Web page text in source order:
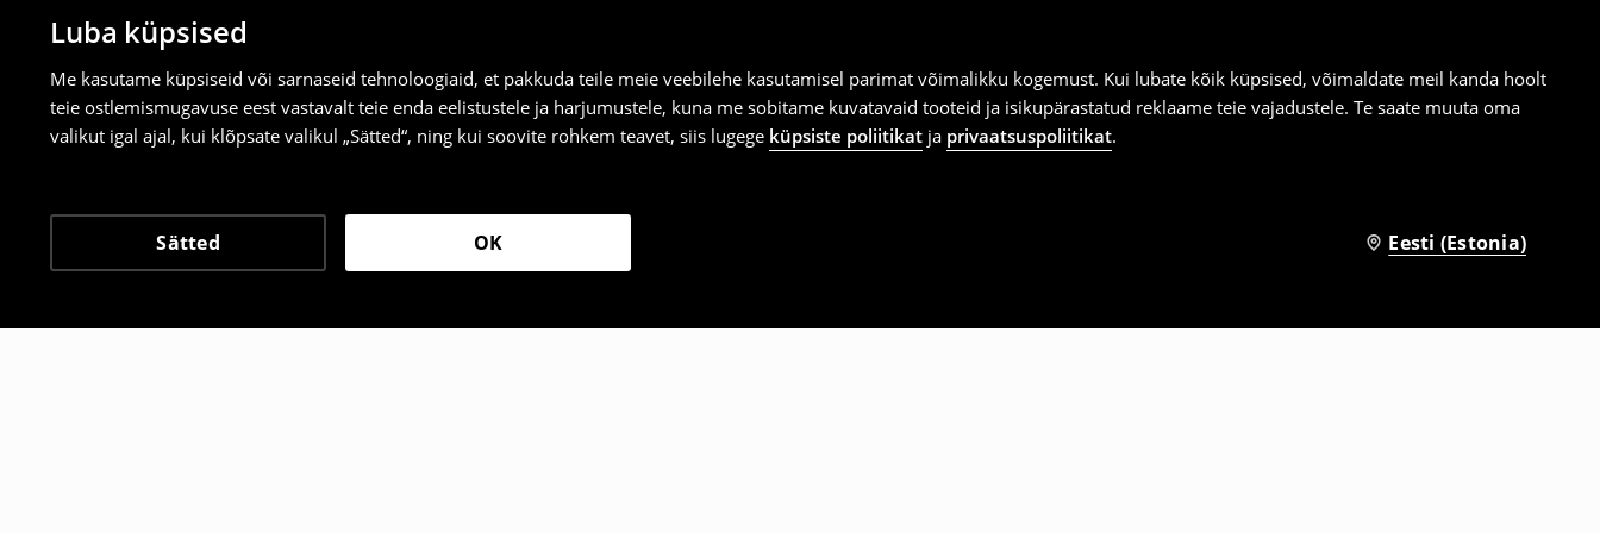
Luba küpsised
Me kasutame küpsiseid või sarnaseid tehnoloogiaid, et pakkuda teile meie veebilehe kasutamisel parimat võimalikku kogemust. Kui lubate kõik küpsised, võimaldate meil kanda hoolt
teie ostlemismugavuse eest vastavalt teie enda eelistustele ja harjumustele, kuna me sobitame kuvatavaid tooteid ja isikupärastatud reklaame teie vajadustele. Te saate muuta oma
valikut igal ajal, kui klõpsate valikul „Sätted“, ning kui soovite rohkem teavet, siis lugege küpsiste poliitikat ja privaatsuspoliitikat.
Sätted OK Eesti (Estonia)